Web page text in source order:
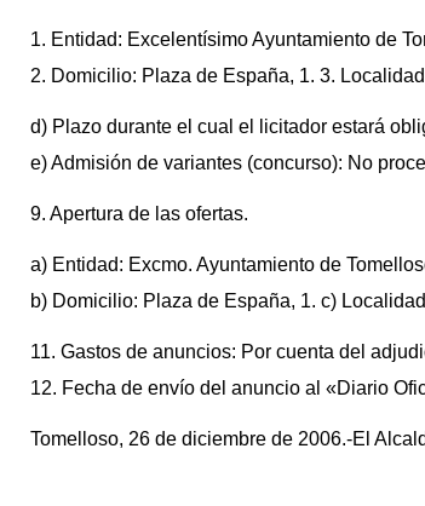
1. Entidad: Excelentísimo Ayuntamiento de
2. Domicilio: Plaza de España, 1. 3.
d) Plazo durante el cual el licitador estará
e) Admisión de variantes (concurso): No
9. Apertura de las ofertas.
a) Entidad: Excmo. Ayuntamiento de
b) Domicilio: Plaza de España, 1. c)
11. Gastos de anuncios: Por cuenta del
12. Fecha de envío del anuncio al «Diario
Tomelloso, 26 de diciembre de 2006.-El